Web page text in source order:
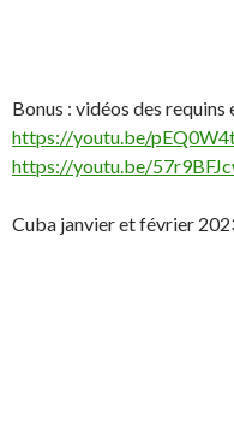
Bonus : vidéos des requins
https://youtu.be/
https://youtu.be/
Cuba janvier et février